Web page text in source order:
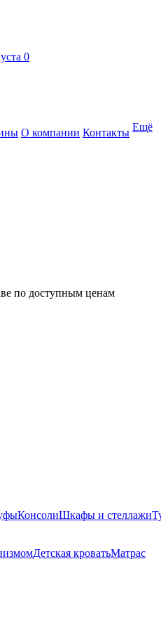
0
О компании Контакты Ещё
по доступным ценам
КонсолиШкафы и стеллажи
Детская кроватьМатрас